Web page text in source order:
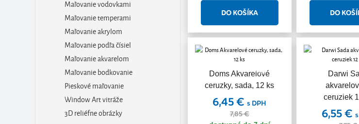
Maľovanie vodovkami
Maľovanie temperami
Maľovanie akrylom
Maľovanie podľa čísiel
Maľovanie akvarelom
Maľovanie bodkovanie
Pieskové maľovanie
Window Art vitráže
3D reliéfne obrázky
Doms Akvarelové
ceruzky, sada, 12 ks
Akcia
6,45 €s DPH
7,85 €
Darwi
ceruziek
6,55 €